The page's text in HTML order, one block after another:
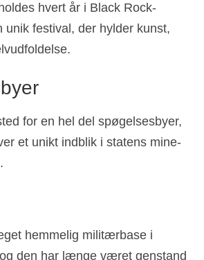
hvert år i Black Rock-
unik festival, der hylder kunst,
for en hel del spøgelsesbyer,
et unikt indblik i statens mine-
hemmelig militærbase i
den har længe været genstand